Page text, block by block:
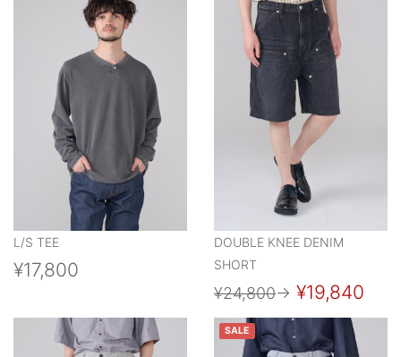
L/S TEE
¥17,800
DOUBLE KNEE DENIM
SHORT
¥24,800→ ¥19,840
SALE